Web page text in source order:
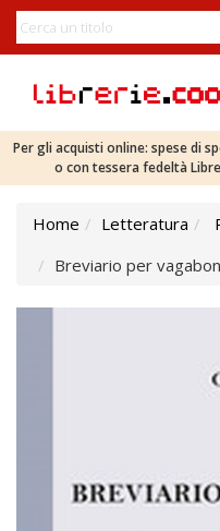
Per gli acquisti online: spese di
o con tessera fedeltà
Home Letteratura
Breviario per